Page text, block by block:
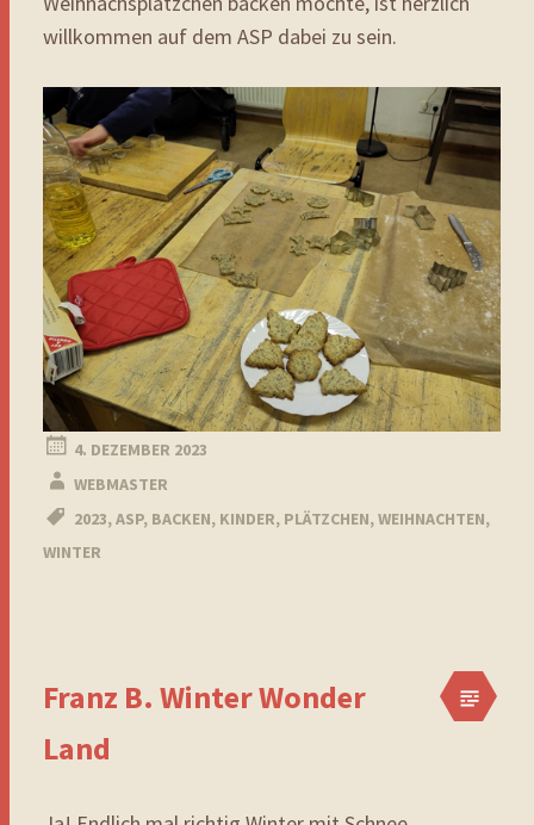
willkommen auf dem ASP dabei zu sein.
4. DEZEMBER 2023
WEBMASTER
2023,ASP, BACKEN, KINDER, PLÄTZCHEN,WEIHNACHTEN,
WINTER
Franz B. Winter Wonder
Land